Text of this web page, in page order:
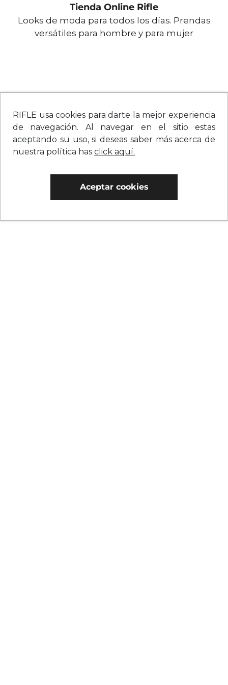
RIFLE usa cookies para darte la mejor experiencia
de navegación. Al navegar en el sitio estas
aceptando su uso, si deseas saber más acerca de
nuestra política has click aquí.
Aceptar cookies
Tienda Online Rifle
Looks de moda para todos los días. Prendas
versátiles para hombre y para mujer